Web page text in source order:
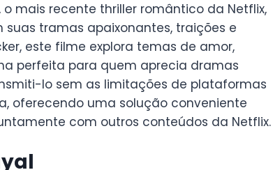
o mais recente thriller romântico da Netflix,
tramas apaixonantes, traições e
este filme explora temas de amor,
perfeita para quem aprecia dramas
lo sem as limitações de plataformas
oferecendo uma solução conveniente
com outros conteúdos da Netflix.